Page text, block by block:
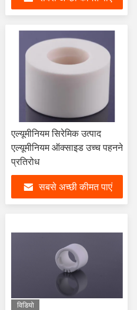
एल्यूमीनियम सिरेमिक उत्पाद
एल्यूमीनियम ऑक्साइड उच्च पहनने
प्रतिरोध
सबसे अच्छी कीमत पाएं
विडियो